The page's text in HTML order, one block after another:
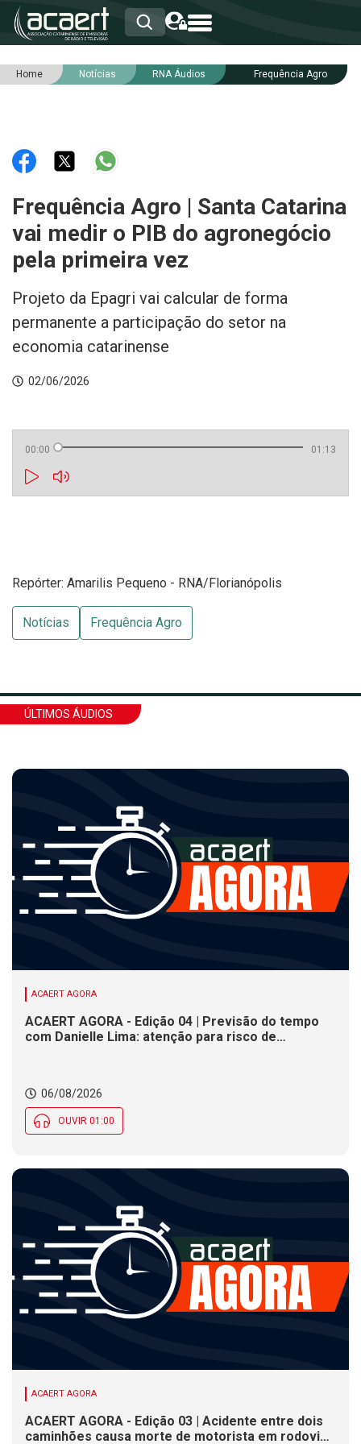
HOME
RNA
NOTÍCIAS
SERVIÇOS
INTEGRIDADE
Home Notícias RNA Áudios Frequência Agro
Frequência Agro | Santa Catarina
vai medir o PIB do agronegócio
pela primeira vez
Projeto da Epagri vai calcular de forma
permanente a participação do setor na
economia catarinense
02/06/2026
00:00 01:13
Repórter: Amarilis Pequeno - RNA/Florianópolis
Notícias Frequência Agro
ÚLTIMOS ÁUDIOS
ACAERT AGORA
ACAERT AGORA - Edição 04 | Previsão do tempo
com Danielle Lima: atenção para risco de
06/08/2026
OUVIR 01:00
ACAERT AGORA
ACAERT AGORA - Edição 03 | Acidente entre dois
caminhões causa morte de motorista em rodovia